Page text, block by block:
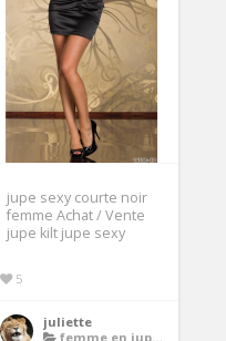
jupe sexy courte noir
femme Achat / Vente
jupe kilt jupe sexy
5
juliette
femme en jupe courte et bas